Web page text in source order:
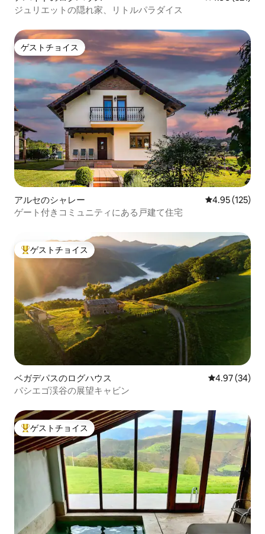
ジュリエットの隠れ家、リトルパラダイス
ゲストチョイス
ゲストチョイス
アルセのシャレー レビュー125
4.95 (125)
ゲート付きコミュニティにある戸建て住宅
大好評のゲストチョイスです。
ゲストチョイス
ベガデパスのログハウス レビュー34
4.97 (34)
パシエゴ渓谷の展望キャビン
大好評のゲストチョイスです。
ゲストチョイス